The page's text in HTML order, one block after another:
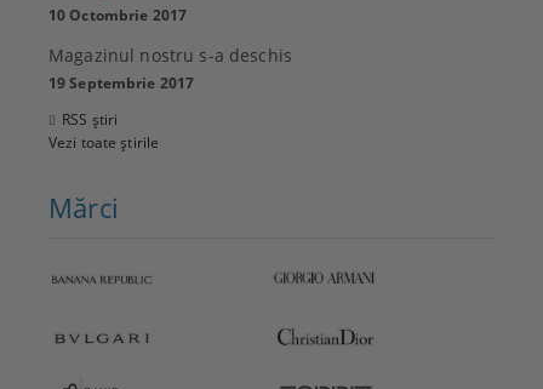
10 Octombrie 2017
Magazinul nostru s-a deschis
19 Septembrie 2017
RSS știri
Vezi toate știrile
Mărci